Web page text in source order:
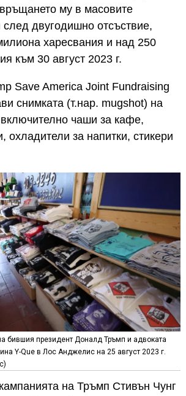
му в масовите
двугодишно отсъствие,
харесвания и над 250
към 30 август 2023 г.
Save America Joint Fundraising
снимката (т.нар. mugshot) на
включително чаши за кафе,
охладители за напитки, стикери
бившия президент Доналд Тръмп и адвоката
Y-Que в Лос Анджелис на 25 август 2023 г.
на Тръмп Стивън Чунг